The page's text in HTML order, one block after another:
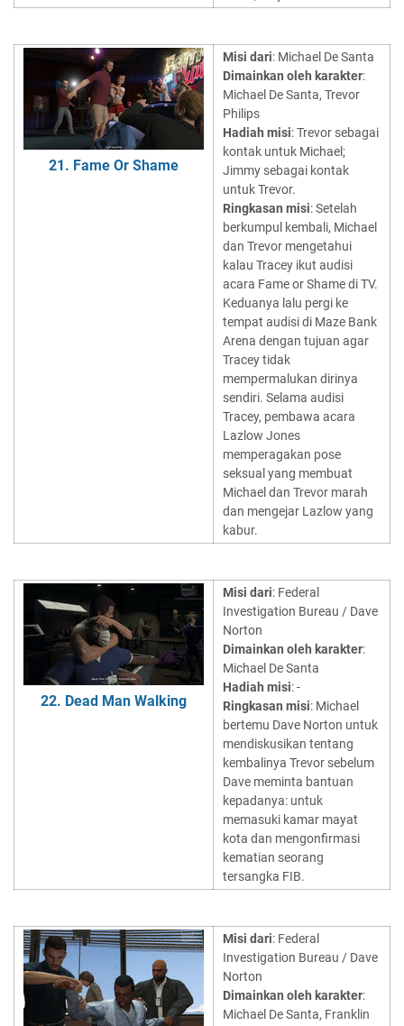
21. Fame Or Shame
Misi dari: Michael De Santa
Dimainkan oleh karakter:
Michael De Santa, Trevor
Philips
Hadiah misi: Trevor sebagai
kontak untuk Michael;
Jimmy sebagai kontak
untuk Trevor.
Ringkasan misi: Setelah
berkumpul kembali, Michael
dan Trevor mengetahui
kalau Tracey ikut audisi
acara Fame or Shame di TV.
Keduanya lalu pergi ke
tempat audisi di Maze Bank
Arena dengan tujuan agar
Tracey tidak
mempermalukan dirinya
sendiri. Selama audisi
Tracey, pembawa acara
Lazlow Jones
memperagakan pose
seksual yang membuat
Michael dan Trevor marah
dan mengejar Lazlow yang
kabur.
22. Dead Man Walking
Misi dari: Federal
Investigation Bureau / Dave
Norton
Dimainkan oleh karakter:
Michael De Santa
Hadiah misi: -
Ringkasan misi: Michael
bertemu Dave Norton untuk
mendiskusikan tentang
kembalinya Trevor sebelum
Dave meminta bantuan
kepadanya: untuk
memasuki kamar mayat
kota dan mengonfirmasi
kematian seorang
tersangka FIB.
Misi dari: Federal
Investigation Bureau / Dave
Norton
Dimainkan oleh karakter:
Michael De Santa, Franklin